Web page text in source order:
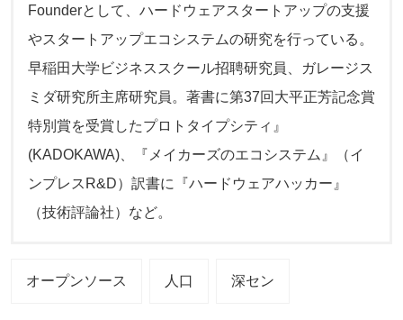
Founderとして、ハードウェアスタートアップの支援
やスタートアップエコシステムの研究を行っている。
早稲田大学ビジネススクール招聘研究員、ガレージス
ミダ研究所主席研究員。著書に第37回大平正芳記念賞
特別賞を受賞したプロトタイプシティ』
(KADOKAWA)、『メイカーズのエコシステム』（イ
ンプレスR&D）訳書に『ハードウェアハッカー』
（技術評論社）など。
オープンソース 人口 深セン